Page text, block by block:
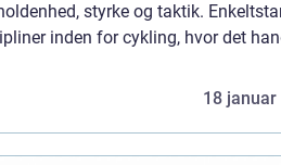
styrke og taktik.
inden for cykling, hvor det
18 januar